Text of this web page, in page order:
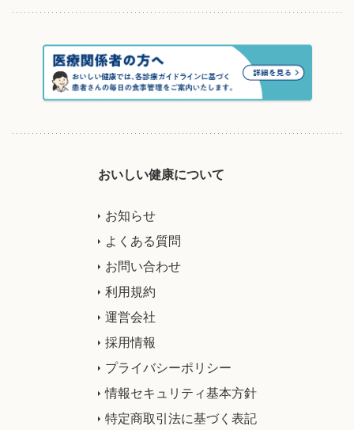
おいしい健康について
お知らせ
よくある質問
お問い合わせ
利用規約
運営会社
採用情報
プライバシーポリシー
情報セキュリティ基本方針
特定商取引法に基づく表記